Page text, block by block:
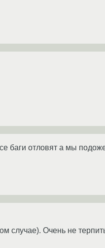
баги отловят а мы
случае). Очень не